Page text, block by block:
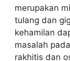
merupakan
tulang dan
kehamilan
masalah
rakhitis dan